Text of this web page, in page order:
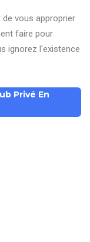
vous approprier
faire pour
ignorez l'existence
Privé En